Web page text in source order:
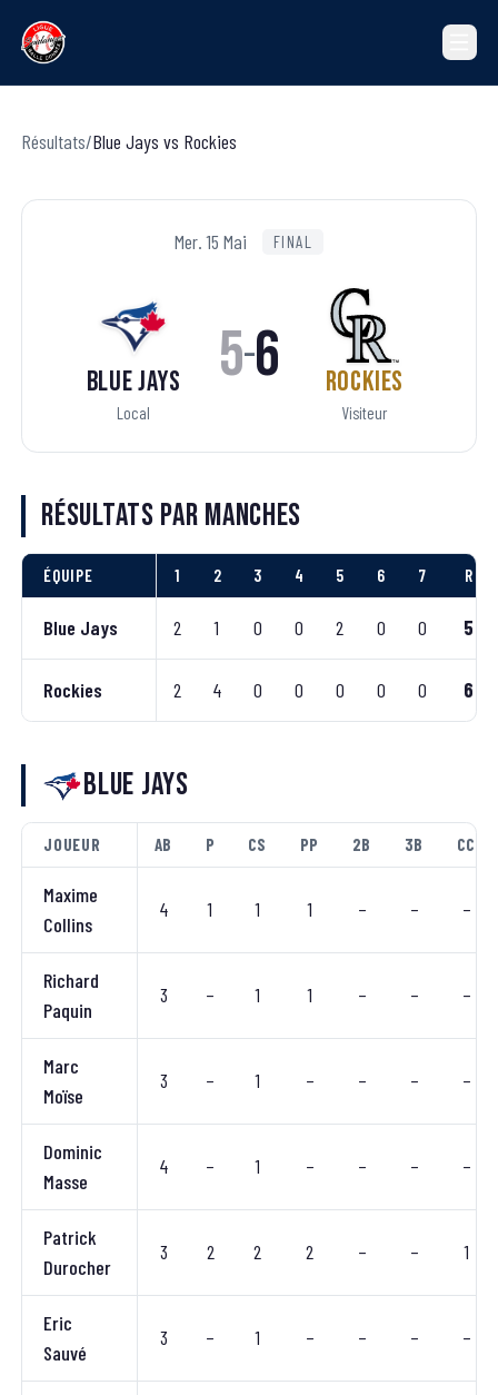
Résultats/Blue Jays vs Rockies
Mer. 15 Mai FINAL
Blue Jays
Local
5–6 Rockies
Visiteur
Résultats par manches
ÉQUIPE 1 2 3 4 5 6 7 R
Blue Jays 2 1 0 0 2 0 0 5
Rockies 2 4 0 0 0 0 0 6
Blue Jays
JOUEUR AB P CS PP 2B 3B CC
Maxime
Collins
4 1 1 1 – – –
Richard
Paquin
3 – 1 1 – – –
Marc
Moïse
3 – 1 – – – –
Dominic
Masse
4 – 1 – – – –
Patrick
Durocher
3 2 2 2 – – 1
Eric
Sauvé
3 – 1 – – – –